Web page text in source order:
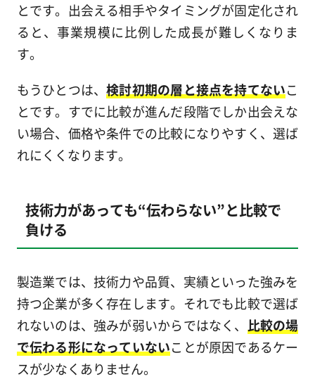
とです。出会える相手やタイミングが固定化され
ると、事業規模に比例した成長が難しくなりま
す。
もうひとつは、検討初期の層と接点を持てないこ
とです。すでに比較が進んだ段階でしか出会えな
い場合、価格や条件での比較になりやすく、選ば
れにくくなります。
技術力があっても“伝わらない”と比較で
負ける
製造業では、技術力や品質、実績といった強みを
持つ企業が多く存在します。それでも比較で選ば
れないのは、強みが弱いからではなく、 比較の場
で伝わる形になっていないことが原因であるケー
スが少なくありません。